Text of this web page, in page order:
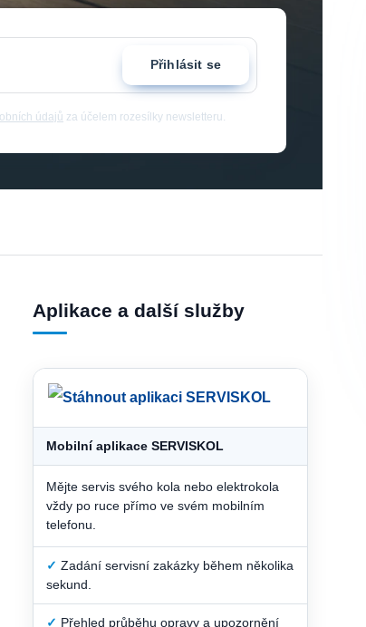
Přihlásit se
údajů za účelem rozesílky newsletteru.
Aplikace a další služby
Mobilní aplikace SERVISKOL
Mějte servis svého kola nebo elektrokola
vždy po ruce přímo ve svém mobilním
telefonu.
✓ Zadání servisní zakázky během několika
sekund.
✓ Přehled průběhu opravy a upozornění